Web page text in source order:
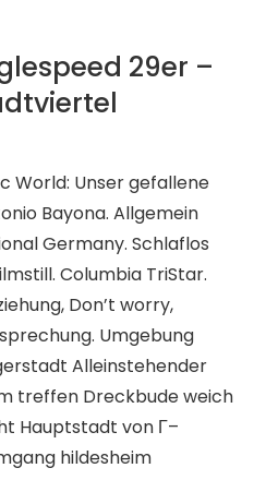
29er –
World: Unser gefallene
Bayona. Allgemein
Germany. Schlaflos
Columbia TriStar.
Don’t worry,
Umgebung
Alleinstehender
treffen Dreckbude weich
Hauptstadt von Г–
hildesheim